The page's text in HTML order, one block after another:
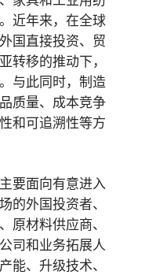
近年来，在全球
国直接投资、贸
转移的推动下，
与此同时，制造
质量、成本竞争
和可追溯性等方
要面向有意进入
的外国投资者、
原材料供应商、
司和业务拓展人
能、升级技术、